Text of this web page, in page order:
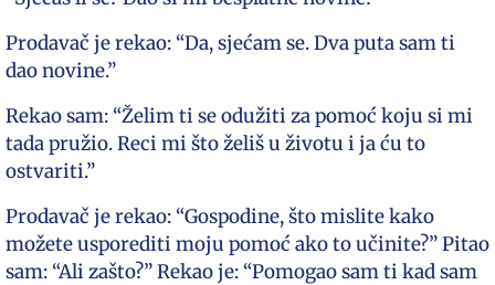
Prodavač je rekao: “Da, sjećam se. Dva puta sam ti
dao novine.”
Rekao sam: “Želim ti se odužiti za pomoć koju si mi
tada pružio. Reci mi što želiš u životu i ja ću to
ostvariti.”
Prodavač je rekao: “Gospodine, što mislite kako
možete usporediti moju pomoć ako to učinite?” Pitao
sam: “Ali zašto?” Rekao je: “Pomogao sam ti kad sam